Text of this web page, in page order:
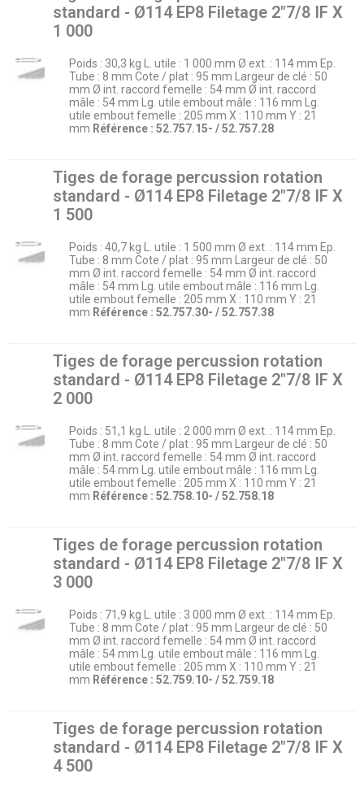
standard - Ø114 EP8 Filetage 2″7/8 IF X
1 000
Poids : 30,3 kg L. utile : 1 000 mm Ø ext. : 114 mm Ep.
Tube : 8 mm Cote / plat : 95 mm Largeur de clé : 50
mm Ø int. raccord femelle : 54 mm Ø int. raccord
mâle : 54 mm Lg. utile embout mâle : 116 mm Lg.
utile embout femelle : 205 mm X : 110 mm Y : 21
mm Référence : 52.757.15- / 52.757.28
Tiges de forage percussion rotation
standard - Ø114 EP8 Filetage 2″7/8 IF X
1 500
Poids : 40,7 kg L. utile : 1 500 mm Ø ext. : 114 mm Ep.
Tube : 8 mm Cote / plat : 95 mm Largeur de clé : 50
mm Ø int. raccord femelle : 54 mm Ø int. raccord
mâle : 54 mm Lg. utile embout mâle : 116 mm Lg.
utile embout femelle : 205 mm X : 110 mm Y : 21
mm Référence : 52.757.30- / 52.757.38
Tiges de forage percussion rotation
standard - Ø114 EP8 Filetage 2″7/8 IF X
2 000
Poids : 51,1 kg L. utile : 2 000 mm Ø ext. : 114 mm Ep.
Tube : 8 mm Cote / plat : 95 mm Largeur de clé : 50
mm Ø int. raccord femelle : 54 mm Ø int. raccord
mâle : 54 mm Lg. utile embout mâle : 116 mm Lg.
utile embout femelle : 205 mm X : 110 mm Y : 21
mm Référence : 52.758.10- / 52.758.18
Tiges de forage percussion rotation
standard - Ø114 EP8 Filetage 2″7/8 IF X
3 000
Poids : 71,9 kg L. utile : 3 000 mm Ø ext. : 114 mm Ep.
Tube : 8 mm Cote / plat : 95 mm Largeur de clé : 50
mm Ø int. raccord femelle : 54 mm Ø int. raccord
mâle : 54 mm Lg. utile embout mâle : 116 mm Lg.
utile embout femelle : 205 mm X : 110 mm Y : 21
mm Référence : 52.759.10- / 52.759.18
Tiges de forage percussion rotation
standard - Ø114 EP8 Filetage 2″7/8 IF X
4 500